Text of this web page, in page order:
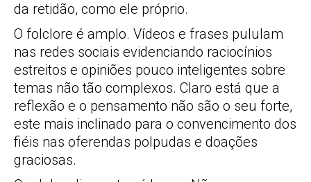
da retidão, como ele próprio.
O folclore é amplo. Vídeos e frases pululam
nas redes sociais evidenciando raciocínios
estreitos e opiniões pouco inteligentes sobre
temas não tão complexos. Claro está que a
reflexão e o pensamento não são o seu forte,
este mais inclinado para o convencimento dos
fiéis nas oferendas polpudas e doações
graciosas.